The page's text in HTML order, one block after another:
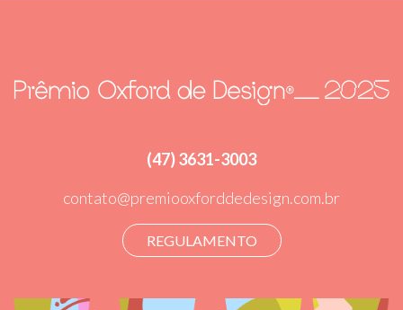
(47) 3631-3003
contato@premiooxforddedesign.com.br
REGULAMENTO